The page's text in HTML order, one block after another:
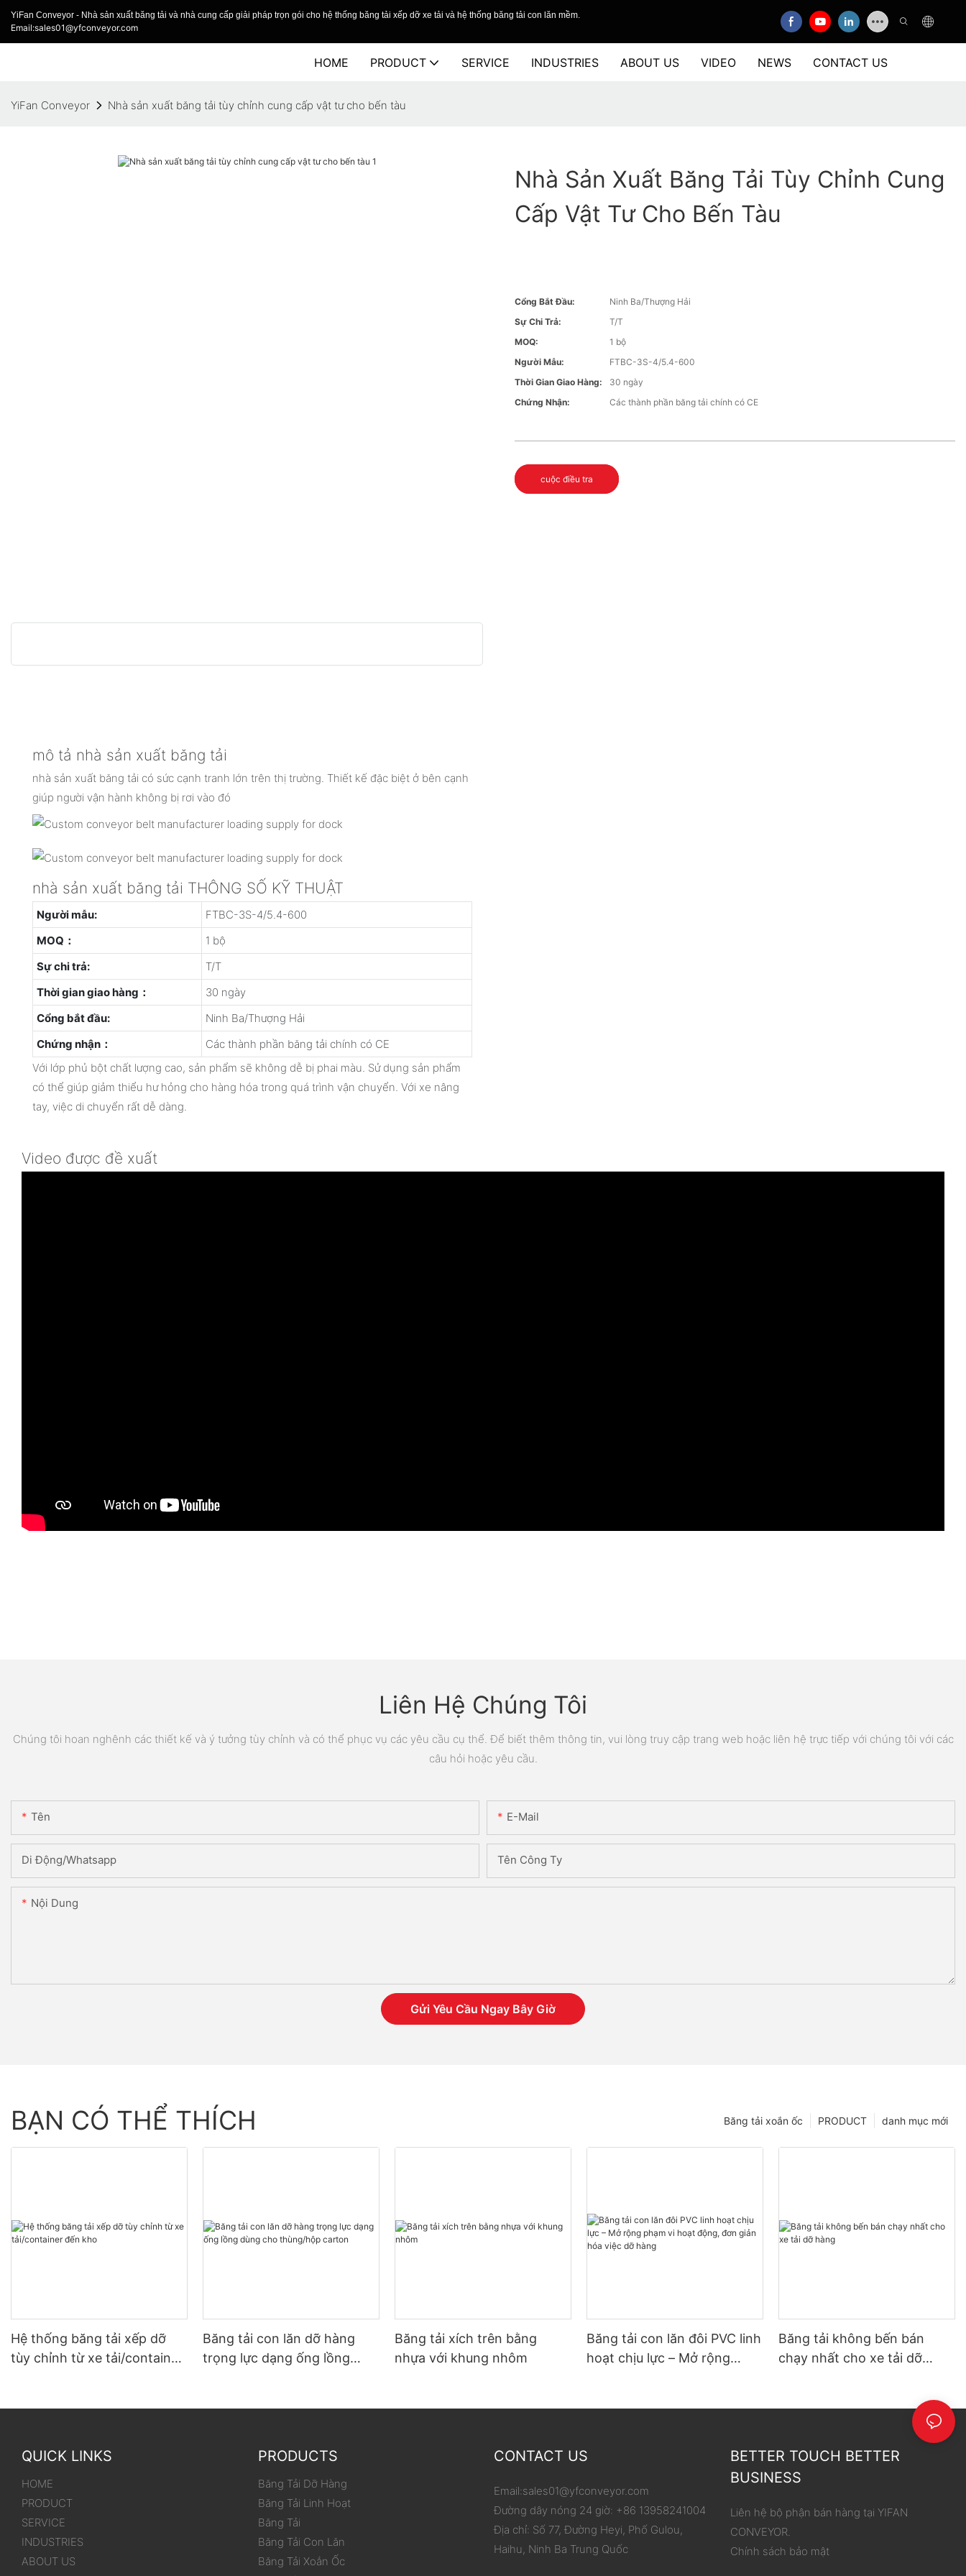
YiFan Conveyor - Nhà sản xuất băng tải và nhà cung cấp giải pháp trọn gói cho hệ thống băng tải xếp dỡ xe tải và hệ thống băng tải con lăn mềm.
Email:sales01@yfconveyor.com
HOME PRODUCT SERVICE INDUSTRIES ABOUT US VIDEO NEWS CONTACT US
YiFan Conveyor Nhà sản xuất băng tải tùy chỉnh cung cấp vật tư cho bến tàu
Nhà Sản Xuất Băng Tải Tùy Chỉnh Cung
Cấp Vật Tư Cho Bến Tàu
Cổng Bắt Đầu:
Ninh Ba/Thượng Hải
Sự Chi Trả:
T/T
MOQ:
1 bộ
Người Mẫu:
FTBC-3S-4/5.4-600
Thời Gian Giao Hàng:
30 ngày
Chứng Nhận:
Các thành phần băng tải chính có CE
cuộc điều tra
mô tả nhà sản xuất băng tải
nhà sản xuất băng tải có sức cạnh tranh lớn trên thị trường. Thiết kế đặc biệt ở bên cạnh
giúp người vận hành không bị rơi vào đó
nhà sản xuất băng tải THÔNG SỐ KỸ THUẬT
Người mẫu:
FTBC-3S-4/5.4-600
MOQ：
1 bộ
Sự chi trả:
T/T
Thời gian giao hàng：
30 ngày
Cổng bắt đầu:
Ninh Ba/Thượng Hải
Chứng nhận：
Các thành phần băng tải chính có CE
Với lớp phủ bột chất lượng cao, sản phẩm sẽ không dễ bị phai màu. Sử dụng sản phẩm
có thể giúp giảm thiểu hư hỏng cho hàng hóa trong quá trình vận chuyển. Với xe nâng
tay, việc di chuyển rất dễ dàng.
Video được đề xuất
Liên Hệ Chúng Tôi
Chúng tôi hoan nghênh các thiết kế và ý tưởng tùy chỉnh và có thể phục vụ các yêu cầu cụ thể. Để biết thêm thông tin, vui lòng truy cập trang web hoặc liên hệ trực tiếp với chúng tôi với các
câu hỏi hoặc yêu cầu.
Tên E-Mail
Di Động/Whatsapp Tên Công Ty
Nội Dung
Gửi Yêu Cầu Ngay Bây Giờ
BẠN CÓ THỂ THÍCH danh mục mới
PRODUCT
Băng tải xoắn ốc
Hệ thống băng tải xếp dỡ
tùy chỉnh từ xe tải/container
Băng tải con lăn dỡ hàng
trọng lực dạng ống lồng
Băng tải xích trên bằng
nhựa với khung nhôm
Băng tải con lăn đôi PVC linh
hoạt chịu lực – Mở rộng
Băng tải không bến bán
chạy nhất cho xe tải dỡ
QUICK LINKS
HOME
PRODUCT
SERVICE
INDUSTRIES
ABOUT US
PRODUCTS
Băng Tải Dỡ Hàng
Băng Tải Linh Hoạt
Băng Tải
Băng Tải Con Lăn
Băng Tải Xoắn Ốc
CONTACT US
Email:sales01@yfconveyor.com
Đường dây nóng 24 giờ: +86 13958241004
Địa chỉ: Số 77, Đường Heyi, Phố Gulou,
Haihu, Ninh Ba Trung Quốc
BETTER TOUCH BETTER
BUSINESS
Liên hệ bộ phận bán hàng tại YIFAN
CONVEYOR.
Chính sách bảo mật